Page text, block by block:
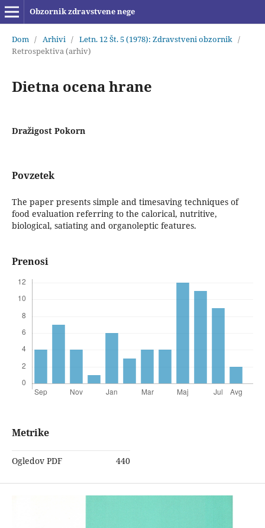
Obzornik zdravstvene nege
Dom / Arhivi / Letn. 12 Št. 5 (1978): Zdravstveni obzornik /
Retrospektiva (arhiv)
Dietna ocena hrane
Dražigost Pokorn
Povzetek
The paper presents simple and timesaving techniques of
food evaluation referring to the calorical, nutritive,
biological, satiating and organoleptic features.
Prenosi
Metrike
Ogledov PDF 440